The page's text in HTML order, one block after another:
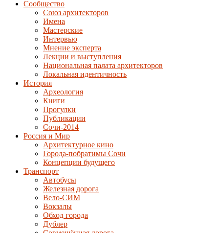
Сообщество
Союз архитекторов
Имена
Мастерские
Интервью
Мнение эксперта
Лекции и выступления
Национальная палата архитекторов
Локальная идентичность
История
Археология
Книги
Прогулки
Публикации
Сочи-2014
Россия и Мир
Архитектурное кино
Города-побратимы Сочи
Концепции будущего
Транспорт
Автобусы
Железная дорога
Вело-СИМ
Вокзалы
Обход города
Дублер